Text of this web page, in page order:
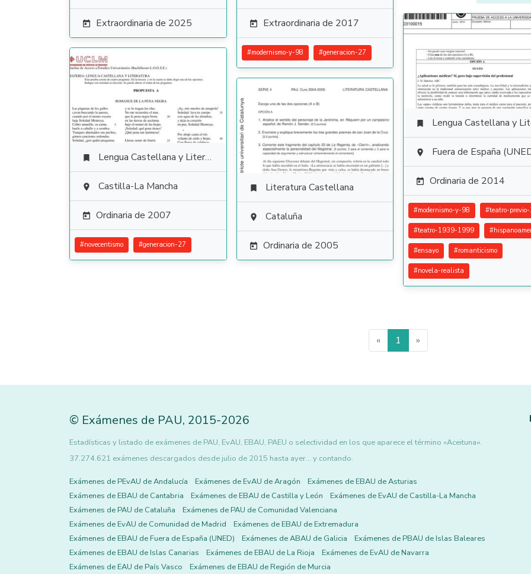
 Extraordinaria de 2025  Extraordinaria de 2017
#modernismo-y-98 #generacion-27
 Lengua Castellana y
 Fuera de España
 Ordinaria de 2014
#modernismo-y-98 #teatro-
#teatro-1939-1999 #
#ensayo #romanticismo
#novela-realista
 Lengua Castellana y Literatura
 Castilla-La Mancha
 Ordinaria de 2007
#novecentismo #generacion-27
 Literatura Castellana
 Cataluña
 Ordinaria de 2005
« 1 »
© Exámenes de PAU, 2015-2026
Estadísticas y listado de exámenes de PAU, EvAU, EBAU, PAEU o selectividad en los que aparece el término «Aceituna».
37.274.621 exámenes descargados desde julio de 2015 hasta ayer... y contando.
Exámenes de PEvAU de Andalucía Exámenes de EvAU de Aragón
Exámenes de EBAU de Asturias
Exámenes de EBAU de Cantabria
Exámenes de EBAU de Castilla y León
Exámenes de EvAU de Castilla-La Mancha
Exámenes de PAU de Cataluña
Exámenes de PAU de Comunidad Valenciana
Exámenes de EvAU de Comunidad de Madrid
Exámenes de EBAU de Extremadura
Exámenes de EBAU de Fuera de España (UNED)
Exámenes de ABAU de Galicia
Exámenes de PBAU de Islas Baleares
Exámenes de EBAU de Islas Canarias
Exámenes de EBAU de La Rioja
Exámenes de EvAU de Navarra
Exámenes de EAU de País Vasco
Exámenes de EBAU de Región de Murcia